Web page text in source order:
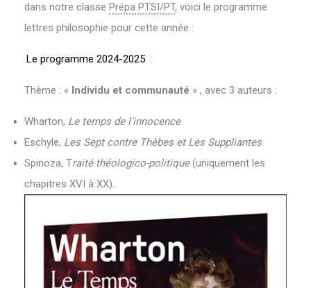
dans notre classe Prépa PTSI/PT, voici le programme
lettres philosophie pour cette année :
Le programme 2024-2025 :
Thème : « Individu et communauté » , avec 3 auteurs :
Wharton, Le temps de l’innocence
Eschyle, Les Sept contre Thèbes et Les Suppliantes
Spinoza, Traité théologico-politique(uniquement les
chapitres XVI à XX).